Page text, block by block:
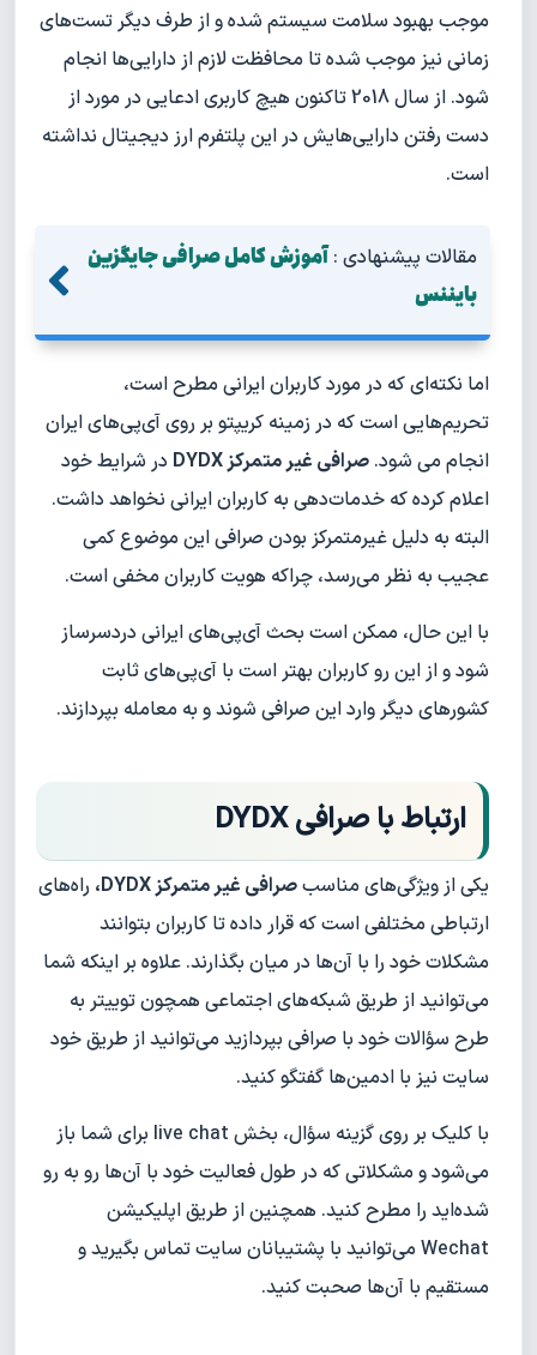
موجب بهبود سلامت سیستم شده و از طرف دیگر تست‌های
زمانی نیز موجب شده تا محافظت لازم از دارایی‌ها انجام
شود. از سال 2018 تاکنون هیچ کاربری ادعایی در مورد از
دست رفتن دارایی‌هایش در این پلتفرم ارز دیجیتال نداشته
است.
مقالات پیشنهادی : آموزش کامل صرافی جایگزین
بایننس
اما نکته‌ای که در مورد کاربران ایرانی مطرح است،
تحریم‌هایی است که در زمینه کریپتو بر روی آی‌پی‌های ایران
انجام می شود. صرافی غیر متمرکز DYDX
در شرایط خود
اعلام کرده که خدمات‌دهی به کاربران ایرانی نخواهد داشت.
البته به دلیل غیرمتمرکز بودن صرافی این موضوع کمی
عجیب به نظر می‌رسد، چراکه هویت کاربران مخفی است.
با این حال، ممکن است بحث آی‌پی‌های ایرانی دردسرساز
شود و از این رو کاربران بهتر است با آی‌پی‌های ثابت
کشورهای دیگر وارد این صرافی شوند و به معامله بپردازند.
ارتباط با صرافی DYDX
یکی از ویژگی‌های مناسبصرافی غیر متمرکز DYDX،
راه‌های
ارتباطی مختلفی است که قرار داده تا کاربران بتوانند
مشکلات خود را با آن‌ها در میان بگذارند. علاوه بر اینکه شما
می‌توانید از طریق شبکه‌های اجتماعی همچون توییتر به
طرح سؤالات خود با صرافی بپردازید می‌توانید از طریق خود
سایت نیز با ادمین‌ها گفتگو کنید.
با کلیک بر روی گزینه سؤال، بخش live chat برای شما باز
می‌شود و مشکلاتی که در طول فعالیت خود با آن‌ها رو به رو
شده‌اید را مطرح کنید. همچنین از طریق اپلیکیشن
Wechat می‌توانید با پشتیبانان سایت تماس بگیرید و
مستقیم با آن‌ها صحبت کنید.